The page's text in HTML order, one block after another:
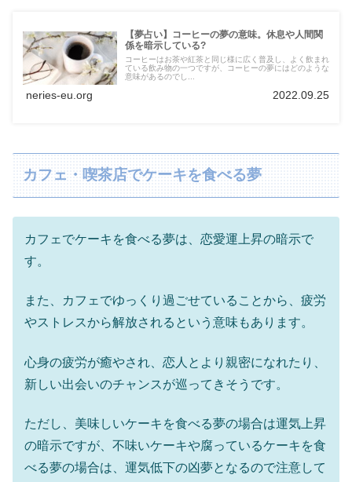
【夢占い】コーヒーの夢の意味。休息や人間関
係を暗示している?
コーヒーはお茶や紅茶と同じ様に広く普及し、よく飲まれ
ている飲み物の一つですが、コーヒーの夢にはどのような
意味があるのでし...
neries-eu.org 2022.09.25
カフェ・喫茶店でケーキを食べる夢
カフェでケーキを食べる夢は、恋愛運上昇の暗示で
す。
また、カフェでゆっくり過ごせていることから、疲労
やストレスから解放されるという意味もあります。
心身の疲労が癒やされ、恋人とより親密になれたり、
新しい出会いのチャンスが巡ってきそうです。
ただし、美味しいケーキを食べる夢の場合は運気上昇
の暗示ですが、不味いケーキや腐っているケーキを食
べる夢の場合は、運気低下の凶夢となるので注意して